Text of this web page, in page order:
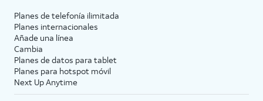
Planes de telefonía ilimitada
Planes internacionales
Añade una línea
Cambia
Planes de datos para tablet
Planes para hotspot móvil
Next Up Anytime